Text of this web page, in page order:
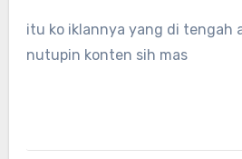
itu ko iklannya yang di tengah
nutupin konten sih mas